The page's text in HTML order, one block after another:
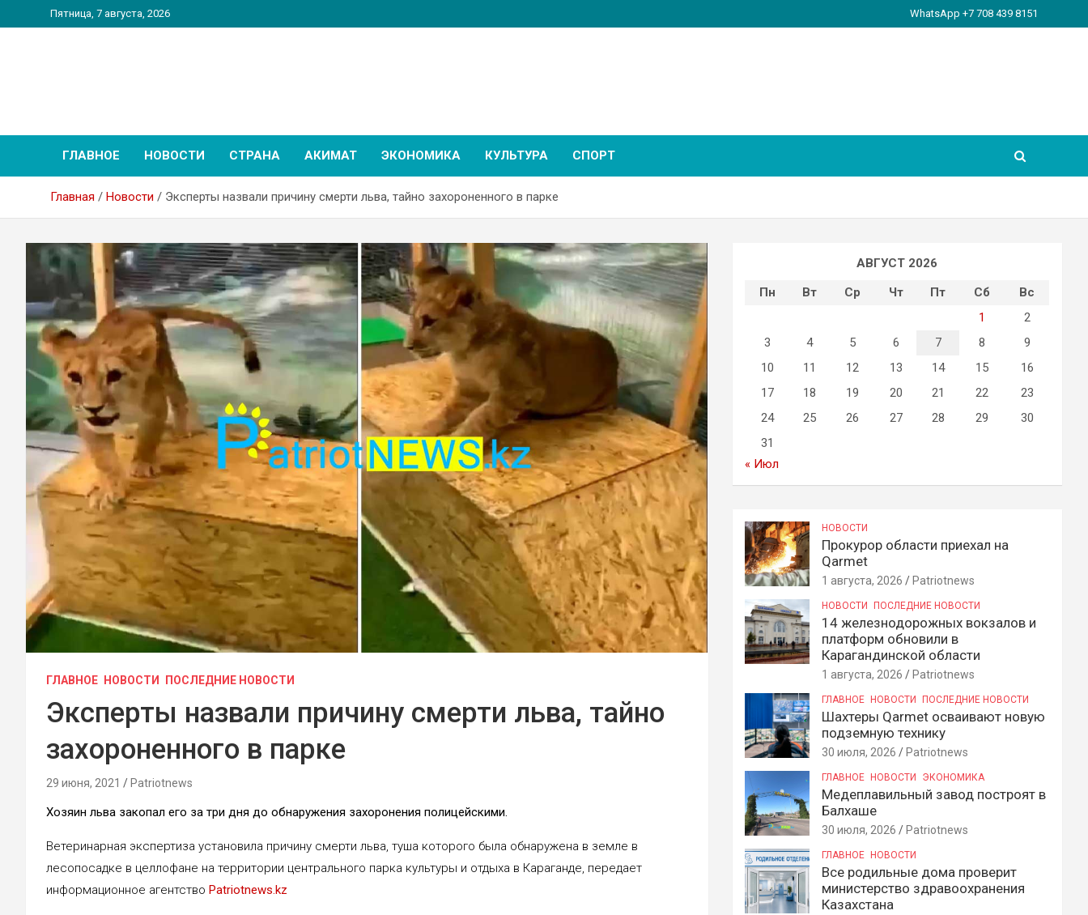
к
Пятница, 7 августа, 2026 WhatsApp +7 708 439 8151
ГЛАВНОЕ НОВОСТИ СТРАНА АКИМАТ ЭКОНОМИКА КУЛЬТУРА СПОРТ
Главная Новости Эксперты назвали причину смерти льва, тайно захороненного в парке
ГЛАВНОЕ НОВОСТИ ПОСЛЕДНИЕ НОВОСТИ
Эксперты назвали причину смерти льва, тайно
захороненного в парке
29 июня, 2021 Patriotnews
Хозяин льва закопал его за три дня до обнаружения захоронения полицейскими.
Ветеринарная экспертиза установила причину смерти льва, туша которого была обнаружена в земле в
лесопосадке в целлофане на территории центрального парка культуры и отдыха в Караганде, передает
информационное агентство Patriotnews.kz
АВГУСТ 2026
Пн
Вт Ср Чт Пт Сб
Вс
1
2
3
4 5 6 7 8
9
10
11 12 13 14 15
16
17
18 19 20 21 22
23
24
25 26 27 28 29
30
31
« Июл
НОВОСТИ
Прокурор области приехал на
Qarmet
1 августа, 2026 Patriotnews
НОВОСТИ ПОСЛЕДНИЕ НОВОСТИ
14 железнодорожных вокзалов и
платформ обновили в
Карагандинской области
1 августа, 2026 Patriotnews
ГЛАВНОЕ НОВОСТИ ПОСЛЕДНИЕ НОВОСТИ
Шахтеры Qarmet осваивают новую
подземную технику
30 июля, 2026 Patriotnews
ГЛАВНОЕ НОВОСТИ ЭКОНОМИКА
Медеплавильный завод построят в
Балхаше
30 июля, 2026 Patriotnews
ГЛАВНОЕ НОВОСТИ
Все родильные дома проверит
министерство здравоохранения
Казахстана